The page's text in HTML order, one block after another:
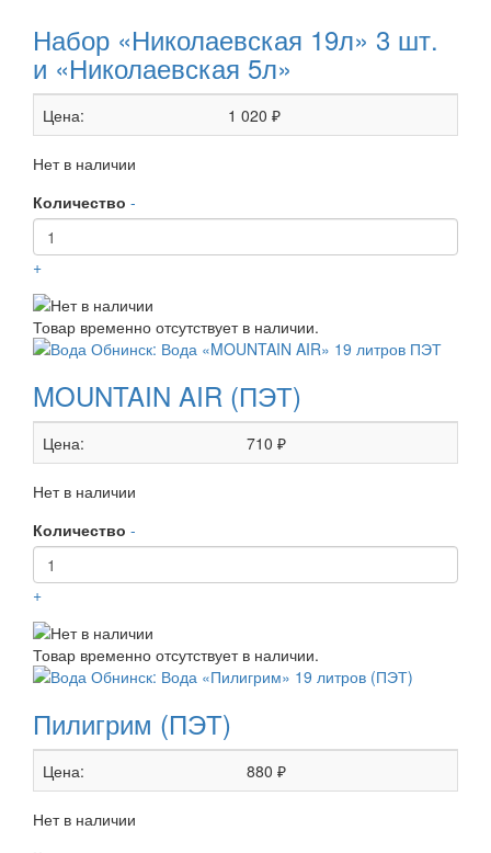
Набор «Николаевская 19л» 3 шт.
и «Николаевская 5л»
Цена: 1 020 ₽
Нет в наличии
Количество -
+
Товар временно отсутствует в наличии.
MOUNTAIN AIR (ПЭТ)
Цена: 710 ₽
Нет в наличии
Количество -
+
Товар временно отсутствует в наличии.
Пилигрим (ПЭТ)
Цена: 880 ₽
Нет в наличии